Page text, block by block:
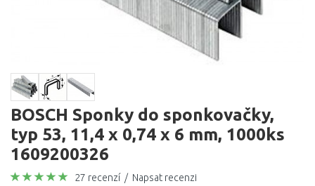
BOSCH Sponky do sponkovačky,
typ 53, 11,4 x 0,74 x 6 mm, 1000ks
1609200326
27 recenzí / Napsat recenzi